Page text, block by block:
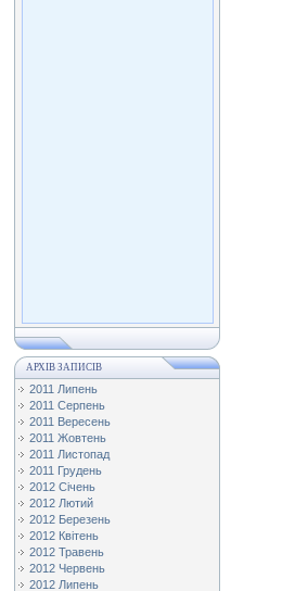
АРХІВ ЗАПИСІВ
2011 Липень
2011 Серпень
2011 Вересень
2011 Жовтень
2011 Листопад
2011 Грудень
2012 Січень
2012 Лютий
2012 Березень
2012 Квітень
2012 Травень
2012 Червень
2012 Липень